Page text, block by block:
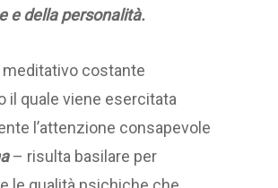
e della personalità.
meditativo costante
il quale viene esercitata
l’attenzione consapevole
– risulta basilare per